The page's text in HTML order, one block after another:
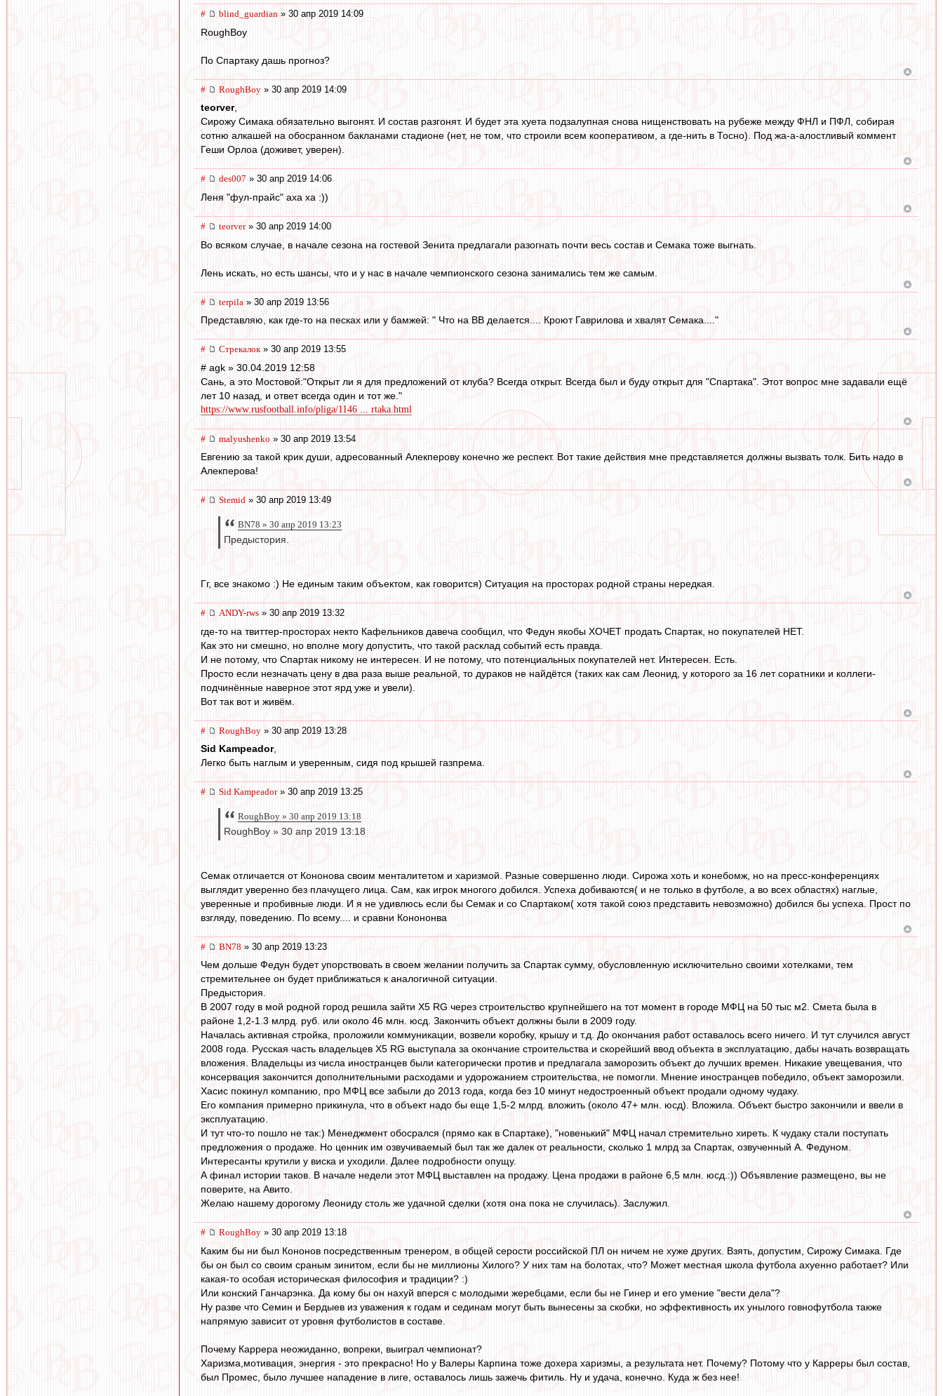
# blind_guardian » 30 апр 2019 14:09
RoughBoy
По Спартаку дашь прогноз?
# RoughBoy » 30 апр 2019 14:09
teorver,
Сирожу Симака обязательно выгонят. И состав разгонят. И будет эта хуета подзалупная снова нищенствовать на рубеже между ФНЛ и ПФЛ, собирая
сотню алкашей на обосранном бакланами стадионе (нет, не том, что строили всем кооперативом, а где-нить в Тосно). Под жа-а-алостливый коммент
Геши Орлоа (доживет, уверен).
# des007 » 30 апр 2019 14:06
Леня "фул-прайс" аха ха :))
# teorver» 30 апр 2019 14:00
Во всяком случае, в начале сезона на гостевой Зенита предлагали разогнать почти весь состав и Семака тоже выгнать.
Лень искать, но есть шансы, что и у нас в начале чемпионского сезона занимались тем же самым.
# terpila » 30 апр 2019 13:56
Представляю, как где-то на песках или у бамжей: " Что на ВВ делается.... Кроют Гаврилова и хвалят Семака...."
# Стрекалок» 30 апр 2019 13:55
# agk » 30.04.2019 12:58
Сань, а это Мостовой:"Открыт ли я для предложений от клуба? Всегда открыт. Всегда был и буду открыт для "Спартака". Этот вопрос мне задавали ещё
лет 10 назад, и ответ всегда один и тот же."
https://www.rusfootball.info/pliga/1146 ... rtaka.html
# malyushenko » 30 апр 2019 13:54
Евгению за такой крик души, адресованный Алекперову конечно же респект. Вот такие действия мне представляется должны вызвать толк. Бить надо в
Алекперова!
# Stemid » 30 апр 2019 13:49
BN78 » 30 апр 2019 13:23
Предыстория.
Гг, все знакомо :) Не единым таким объектом, как говорится) Ситуация на просторах родной страны нередкая.
# ANDY-rws » 30 апр 2019 13:32
где-то на твиттер-просторах некто Кафельников давеча сообщил, что Федун якобы ХОЧЕТ продать Спартак, но покупателей НЕТ.
Как это ни смешно, но вполне могу допустить, что такой расклад событий есть правда.
И не потому, что Спартак никому не интересен. И не потому, что потенциальных покупателей нет. Интересен. Есть.
Просто если незначать цену в два раза выше реальной, то дураков не найдётся (таких как сам Леонид, у которого за 16 лет соратники и коллеги-
подчинённые наверное этот ярд уже и увели).
Вот так вот и живём.
# RoughBoy » 30 апр 2019 13:28
Sid Kampeador,
Легко быть наглым и уверенным, сидя под крышей газпрема.
# Sid Kampeador» 30 апр 2019 13:25
RoughBoy » 30 апр 2019 13:18
RoughBoy » 30 апр 2019 13:18
Семак отличается от Кононова своим менталитетом и харизмой. Разные совершенно люди. Сирожа хоть и конебомж, но на пресс-конференциях
выглядит уверенно без плачущего лица. Сам, как игрок многого добился. Успеха добиваются( и не только в футболе, а во всех областях) наглые,
уверенные и пробивные люди. И я не удивлюсь если бы Семак и со Спартаком( хотя такой союз представить невозможно) добился бы успеха. Прост по
взгляду, поведению. По всему.... и сравни Конононва
# BN78 » 30 апр 2019 13:23
Чем дольше Федун будет упорствовать в своем желании получить за Спартак сумму, обусловленную исключительно своими хотелками, тем
стремительнее он будет приближаться к аналогичной ситуации.
Предыстория.
В 2007 году в мой родной город решила зайти X5 RG через строительство крупнейшего на тот момент в городе МФЦ на 50 тыс м2. Смета была в
районе 1,2-1.3 млрд. руб. или около 46 млн. юсд. Закончить объект должны были в 2009 году.
Началась активная стройка, проложили коммуникации, возвели коробку, крышу и т.д. До окончания работ оставалось всего ничего. И тут случился август
2008 года. Русская часть владельцев X5 RG выступала за окончание строительства и скорейший ввод объекта в эксплуатацию, дабы начать возвращать
вложения. Владельцы из числа иностранцев были категорически против и предлагала заморозить объект до лучших времен. Никакие увещевания, что
консервация закончится дополнительными расходами и удорожанием строительства, не помогли. Мнение иностранцев победило, объект заморозили.
Хасис покинул компанию, про МФЦ все забыли до 2013 года, когда без 10 минут недостроенный объект продали одному чудаку.
Его компания примерно прикинула, что в объект надо бы еще 1,5-2 млрд. вложить (около 47+ млн. юсд). Вложила. Объект быстро закончили и ввели в
эксплуатацию.
И тут что-то пошло не так:) Менеджмент обосрался (прямо как в Спартаке), "новенький" МФЦ начал стремительно хиреть. К чудаку стали поступать
предложения о продаже. Но ценник им озвучиваемый был так же далек от реальности, сколько 1 млрд за Спартак, озвученный А. Федуном.
Интересанты крутили у виска и уходили. Далее подробности опущу.
А финал истории таков. В начале недели этот МФЦ выставлен на продажу. Цена продажи в районе 6,5 млн. юсд.:)) Объявление размещено, вы не
поверите, на Авито.
Желаю нашему дорогому Леониду столь же удачной сделки (хотя она пока не случилась). Заслужил.
# RoughBoy » 30 апр 2019 13:18
Каким бы ни был Кононов посредственным тренером, в общей серости российской ПЛ он ничем не хуже других. Взять, допустим, Сирожу Симака. Где
бы он был со своим сраным зинитом, если бы не миллионы Хилого? У них там на болотах, что? Может местная школа футбола ахуенно работает? Или
какая-то особая историческая философия и традиции? :)
Или конский Ганчарэнка. Да кому бы он нахуй вперся с молодыми жеребцами, если бы не Гинер и его умение "вести дела"?
Ну разве что Семин и Бердыев из уважения к годам и сединам могут быть вынесены за скобки, но эффективность их унылого говнофутбола также
напрямую зависит от уровня футболистов в составе.
Почему Каррера неожиданно, вопреки, выиграл чемпионат?
Харизма,мотивация, энергия - это прекрасно! Но у Валеры Карпина тоже дохера харизмы, а результата нет. Почему? Потому что у Карреры был состав,
был Промес, было лучшее нападение в лиге, оставалось лишь зажечь фитиль. Ну и удача, конечно. Куда ж без нее!